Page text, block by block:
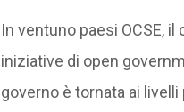
In ventuno paesi OCSE,
iniziative di open
governo è tornata ai